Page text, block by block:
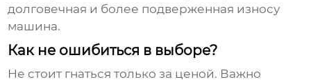
долговечная и более подверженная износу
машина.
Как не ошибиться в выборе?
Не стоит гнаться только за ценой. Важно